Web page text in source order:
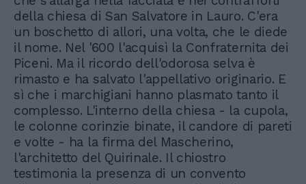
della chiesa di San Salvatore in Lauro. C'era
un boschetto di allori, una volta, che le diede
il nome. Nel '600 l'acquisì la Confraternita dei
Piceni. Ma il ricordo dell'odorosa selva è
rimasto e ha salvato l'appellativo originario. E
sì che i marchigiani hanno plasmato tanto il
complesso. L'interno della chiesa - la cupola,
le colonne corinzie binate, il candore di pareti
e volte - ha la firma del Mascherino,
l'architetto del Quirinale. Il chiostro
testimonia la presenza di un convento